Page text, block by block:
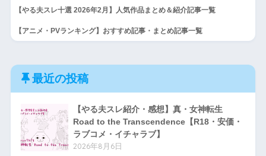
【やる夫スレ十選 2026年2月】人気作品まとめ＆紹介記事一覧
【アニメ・PVランキング】おすすめ記事・まとめ記事一覧
最近の投稿
【やる夫スレ紹介・感想】真・女神転生
Road to the Transcendence【R18・安価・
ラブコメ・イチャラブ】
2026年8月6日